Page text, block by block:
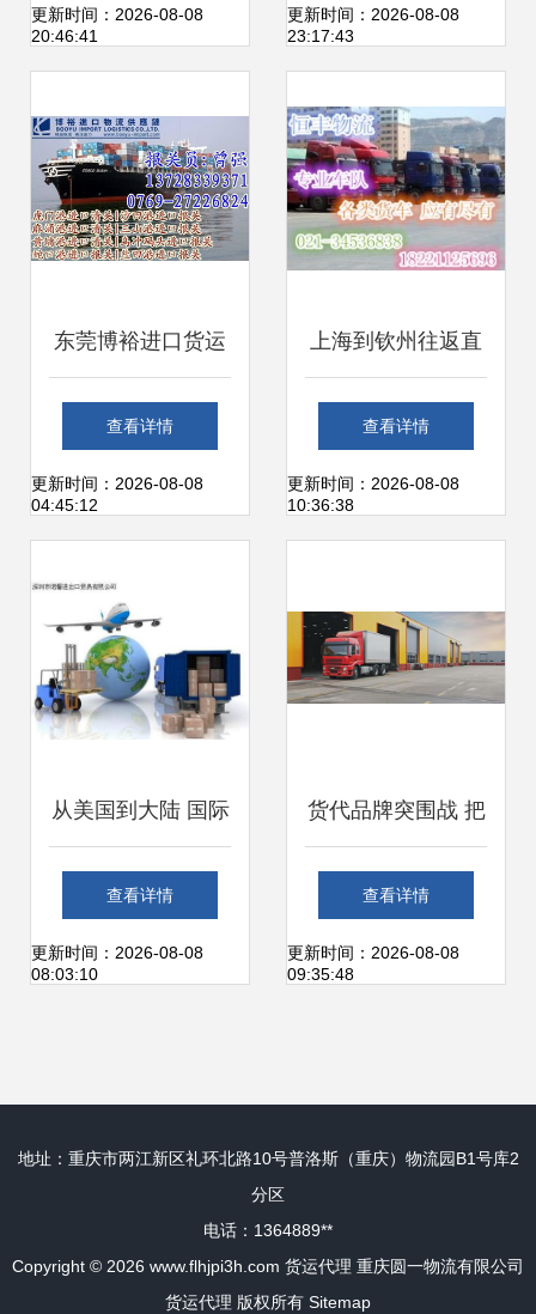
流的最优方案
更新时间：2026-08-08
20:46:41
流的关键步骤
更新时间：2026-08-08
23:17:43
东莞博裕进口货运
代理 一站式进口清
关服务专家
查看详情
更新时间：2026-08-08
04:45:12
上海到钦州往返直
达货运代理，专业
高效不止一步
查看详情
更新时间：2026-08-08
10:36:38
从美国到大陆 国际
货运代理处理挤压
棒进口的全流程解
查看详情
更新时间：2026-08-08
08:03:10
货代品牌突围战 把
握要点，打造无敌
品牌
查看详情
更新时间：2026-08-08
09:35:48
地址：重庆市两江新区礼环北路10号普洛斯（重庆）物流园B1号库2
分区
电话：1364889**
Copyright © 2026 www.flhjpi3h.com 货运代理 重庆圆一物流有限公司
货运代理 版权所有 Sitemap